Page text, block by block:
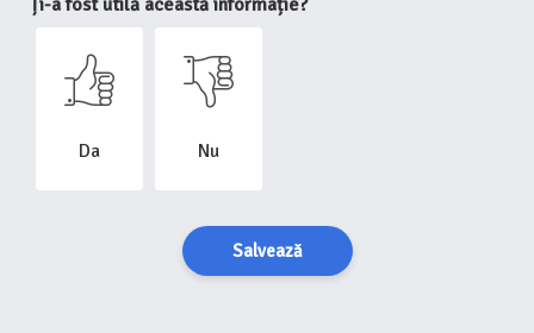
Ți-a fost utilă această informație?
Da Nu
Salvează